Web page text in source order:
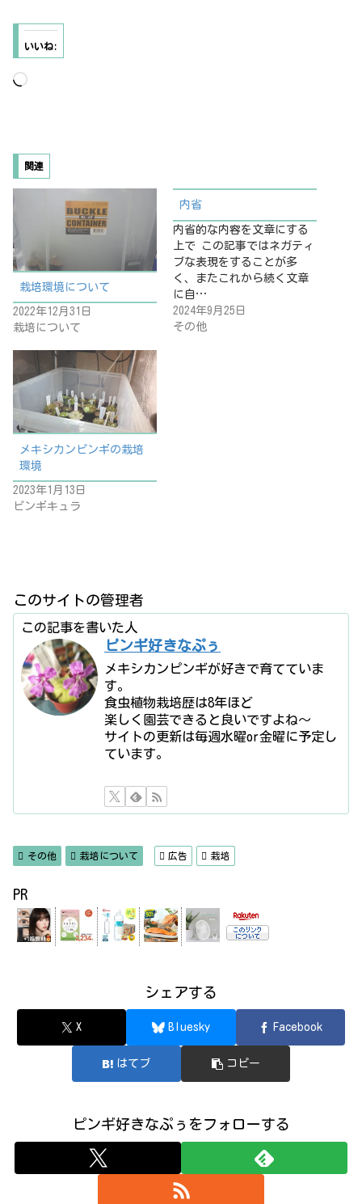
いいね:
読
み
中…
関連
栽培環境について
2022年12月31日
栽培について
内省
内省的な内容を文章にする
上で この記事ではネガティ
ブな表現をすることが多
く、またこれから続く文章
に自…
2024年9月25日
その他
メキシカンピンギの栽培
環境
2023年1月13日
ピンギキュラ
このサイトの管理者
この記事を書いた人
ピンギ好きなぷぅ
メキシカンピンギが好きで育てていま
す。
食虫植物栽培歴は8年ほど
楽しく園芸できると良いですよね〜
サイトの更新は毎週水曜or金曜に予定し
ています。
その他 栽培について 広告 栽培
PR
シェアする
X Bluesky Facebook
はてブ コピー
ピンギ好きなぷぅをフォローする